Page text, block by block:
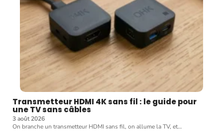
Transmetteur HDMI 4K sans fil : le guide pour
une TV sans câbles
3 août 2026
On branche un transmetteur HDMI sans fil, on allume la TV, et…